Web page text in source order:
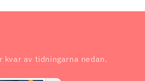
av tidningarna nedan.